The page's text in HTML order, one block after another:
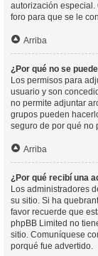
autorización especial.
foro para que se le
Arriba
¿Por qué no se
Los permisos para
usuario y son
no permite adjuntar
grupos pueden
seguro de por qué no
Arriba
¿Por qué recibí una
Los administradores
su sitio. Si ha
favor recuerde que
phpBB Limited no
sitio. Comuníquese
porqué fue advertido.